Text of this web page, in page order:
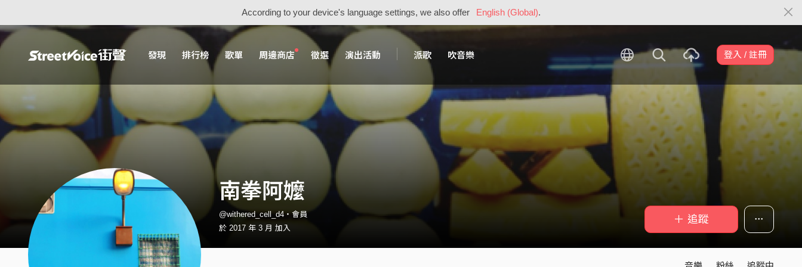
According to your device's language settings, we also offer English (Global).
發現 排行榜 歌單 周邊商店 徵選 演出活動 派歌 吹音樂 登入 / 註冊
南拳阿嬤
@withered_cell_d4・會員
於 2017 年 3 月 加入
＋ 追蹤